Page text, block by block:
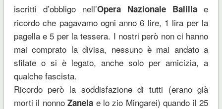
iscritti d’obbligo nell’Opera Nazionale Balilla e
ricordo che pagavamo ogni anno 6 lire, 1 lira per la
pagella e 5 per la tessera. I nostri però non ci hanno
mai comprato la divisa, nessuno è mai andato a
sfilate o si è legato, anche solo per amicizia, a
qualche fascista.
Ricordo però la soddisfazione di tutti (erano già
morti il nonnoZanela e lo zio Mingarei) quando il 25